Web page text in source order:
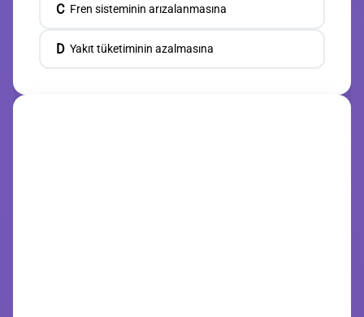
C Fren sisteminin arızalanmasına
D Yakıt tüketiminin azalmasına